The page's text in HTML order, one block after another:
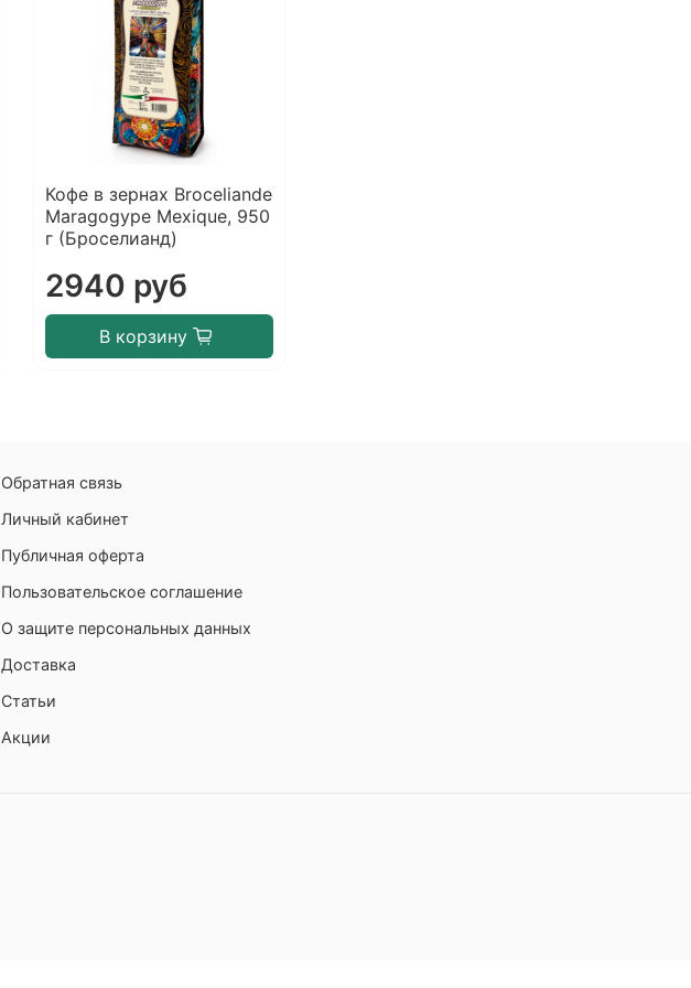
Кофе в зернах Broceliande
Maragogype Mexique, 950
г (Броселианд)
2940 руб
В корзину
Обратная связь
Личный кабинет
Публичная оферта
Пользовательское соглашение
О защите персональных данных
Доставка
Статьи
Акции